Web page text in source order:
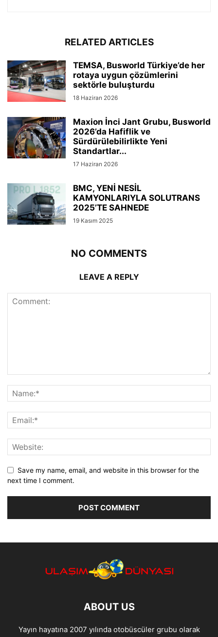
RELATED ARTICLES
TEMSA, Busworld Türkiye’de her
rotaya uygun çözümlerini
sektörle buluşturdu
18 Haziran 2026
Maxion İnci Jant Grubu, Busworld
2026’da Hafiflik ve
Sürdürülebilirlikte Yeni
Standartlar...
17 Haziran 2026
BMC, YENİ NESİL
KAMYONLARIYLA SOLUTRANS
2025’TE SAHNEDE
19 Kasım 2025
NO COMMENTS
LEAVE A REPLY
Save my name, email, and website in this browser for the
next time I comment.
ABOUT US
Yayın hayatına 2007 yılında otobüscüler grubu olarak